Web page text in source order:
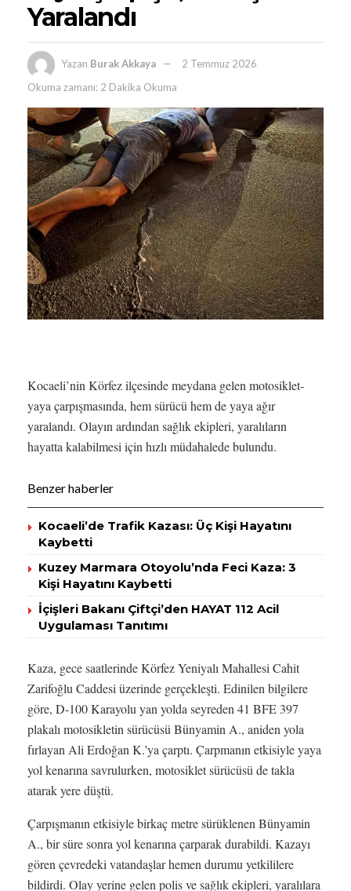
Yaralandı
Yazan Burak Akkaya
2 Temmuz 2026
Okuma zamanı: 2 Dakika Okuma
Kocaeli’nin Körfez ilçesinde meydana gelen motosiklet-
yaya çarpışmasında, hem sürücü hem de yaya ağır
yaralandı. Olayın ardından sağlık ekipleri, yaralıların
hayatta kalabilmesi için hızlı müdahalede bulundu.
Benzer haberler
Kocaeli’de Trafik Kazası: Üç Kişi Hayatını
Kaybetti
Kuzey Marmara Otoyolu’nda Feci Kaza: 3
Kişi Hayatını Kaybetti
İçişleri Bakanı Çiftçi’den HAYAT 112 Acil
Uygulaması Tanıtımı
Kaza, gece saatlerinde Körfez Yeniyalı Mahallesi Cahit
Zarifoğlu Caddesi üzerinde gerçekleşti. Edinilen bilgilere
göre, D-100 Karayolu yan yolda seyreden 41 BFE 397
plakalı motosikletin sürücüsü Bünyamin A., aniden yola
fırlayan Ali Erdoğan K.’ya çarptı. Çarpmanın etkisiyle yaya
yol kenarına savrulurken, motosiklet sürücüsü de takla
atarak yere düştü.
Çarpışmanın etkisiyle birkaç metre sürüklenen Bünyamin
A., bir süre sonra yol kenarına çarparak durabildi. Kazayı
gören çevredeki vatandaşlar hemen durumu yetkililere
bildirdi. Olay yerine gelen polis ve sağlık ekipleri, yaralılara